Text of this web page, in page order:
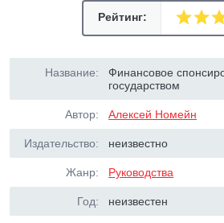
Рейтинг:
Название:
Финансовое
государством
Автор: Алексей Номейн
Издательство: неизвестно
Жанр: Руководства
Год: неизвестен